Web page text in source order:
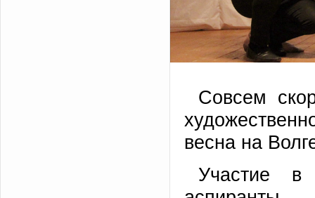
Совсем
весна на
Участие в